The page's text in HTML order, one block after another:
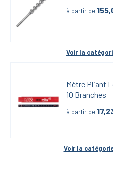
à partir de
Voir la
Mètre Pliant
10 Branches
à partir de
Voir la